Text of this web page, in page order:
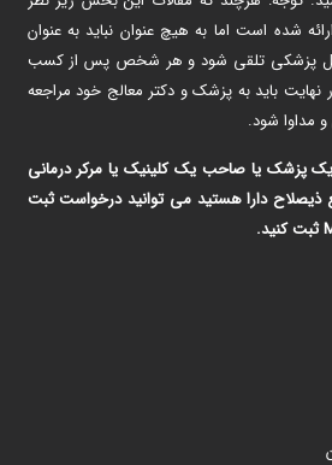
شده است اما به هیچ عنوان نباید به عنوان
پزشکی تلقی شود و هر شخص پس از کسب
نهایت باید به پزشک و دکتر معالج خود مراجعه
مداوا شود.
پزشک یا صاحب یک کلینیک یا مرکر درمانی
ذیصلاح دارا هستید می توانید درخواست ثبت